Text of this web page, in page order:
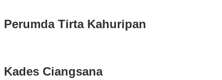
Perumda Tirta Kahuripan
Kades Ciangsana